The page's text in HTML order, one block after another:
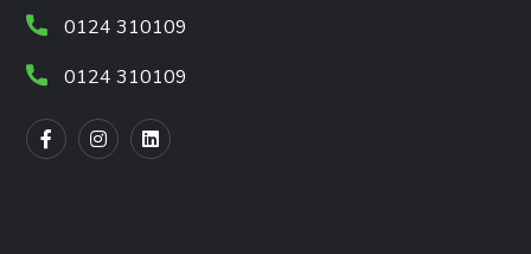
0124 310109
0124 310109